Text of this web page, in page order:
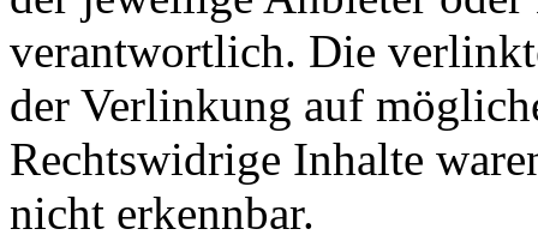
verantwortlich. Die
der Verlinkung auf
Rechtswidrige Inhalte
nicht erkennbar.